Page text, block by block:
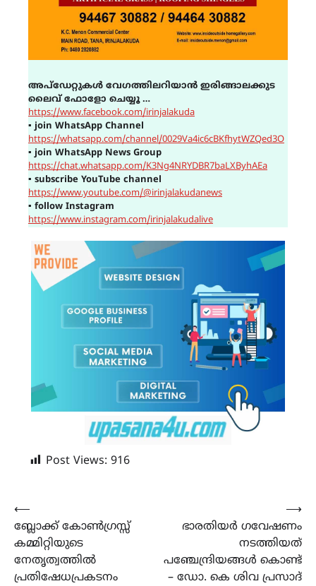
അപ്ഡേറ്റുകൾ വേഗത്തിലറിയാൻ ഇരിങ്ങാലക്കുട
ലൈവ് ഫോളോ ചെയ്യൂ …
https://www.facebook.com/irinjalakuda
▪ join WhatsApp Channel
https://whatsapp.com/channel/0029Va4ic6cBKfhytWZQed3O
▪ join WhatsApp News Group
https://chat.whatsapp.com/K3Ng4NRYDBR7baLXByhAEa
▪ subscribe YouTube channel
https://www.youtube.com/@irinjalakudanews
▪ follow Instagram
https://www.instagram.com/irinjalakudalive
Post Views: 916
Post
navigation
⟵
ബ്ലോക്ക് കോൺഗ്രസ്സ്
കമ്മിറ്റിയുടെ
നേതൃത്വത്തിൽ
പ്രതിഷേധപ്രകടനം
ഭാരതിയർ ഗവേഷണം
നടത്തിയത്
പഞ്ചേന്ദ്രിയങ്ങൾ കൊണ്ട്
– ഡോ. കെ ശിവ പ്രസാദ്
⟶